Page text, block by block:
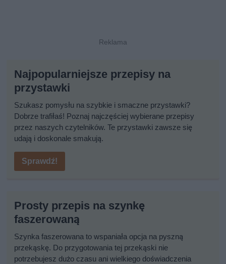
Najpopularniejsze przepisy na
przystawki
Szukasz pomysłu na szybkie i smaczne przystawki?
Dobrze trafiłaś! Poznaj najczęściej wybierane przepisy
przez naszych czytelników. Te przystawki zawsze się
udają i doskonale smakują.
Sprawdź!
Prosty przepis na szynkę
faszerowaną
Szynka faszerowana to wspaniała opcja na pyszną
przekąskę. Do przygotowania tej przekąski nie
potrzebujesz dużo czasu ani wielkiego doświadczenia